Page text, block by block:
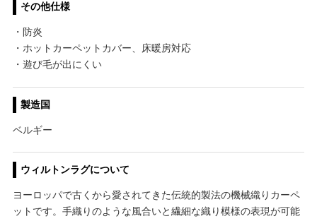
その他仕様
・防炎
・ホットカーペットカバー、床暖房対応
・遊び毛が出にくい
製造国
ベルギー
ウィルトンラグについて
ヨーロッパで古くから愛されてきた伝統的製法の機械織りカーペ
ットです。手織りのような風合いと繊細な織り模様の表現が可能